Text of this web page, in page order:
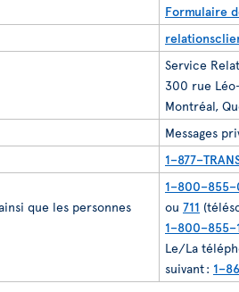
Formulaire
Service
300 rue
Montréal,
Messages
que les personnes
ou 711
Le/La
suivant :